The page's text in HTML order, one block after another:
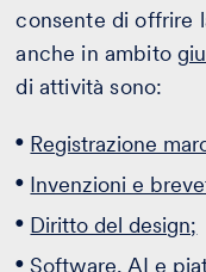
consente di offrire
anche in ambito
di attività sono:
Registrazione
Invenzioni e
Diritto del design;
Software, AI e